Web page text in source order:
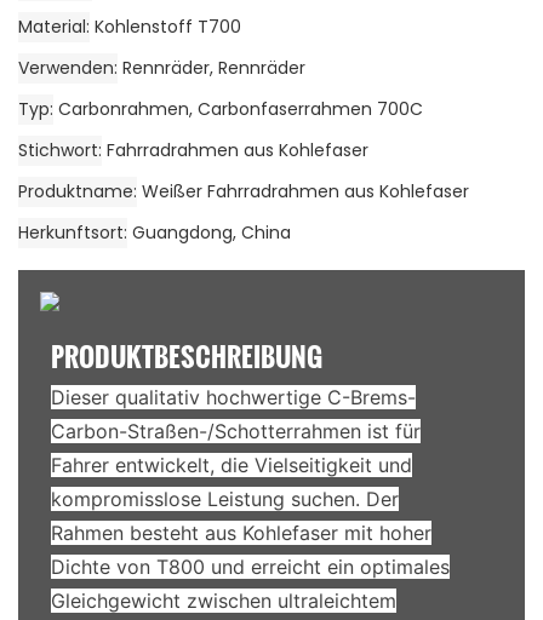
Material Kohlenstoff T700
Verwenden Rennräder, Rennräder
Typ Carbonrahmen, Carbonfaserrahmen 700C
Stichwort Fahrradrahmen aus Kohlefaser
Produktname Weißer Fahrradrahmen aus Kohlefaser
Herkunftsort Guangdong, China
PRODUKTBESCHREIBUNG
Dieser qualitativ hochwertige C-Brems-
Carbon-Straßen-/Schotterrahmen ist für
Fahrer entwickelt, die Vielseitigkeit und
kompromisslose Leistung suchen. Der
Rahmen besteht aus Kohlefaser mit hoher
Dichte von T800 und erreicht ein optimales
Gleichgewicht zwischen ultraleichtem